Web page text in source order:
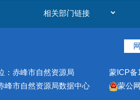
：赤峰市自然资源局
峰市自然资源局数据中心
蒙ICP备
蒙公